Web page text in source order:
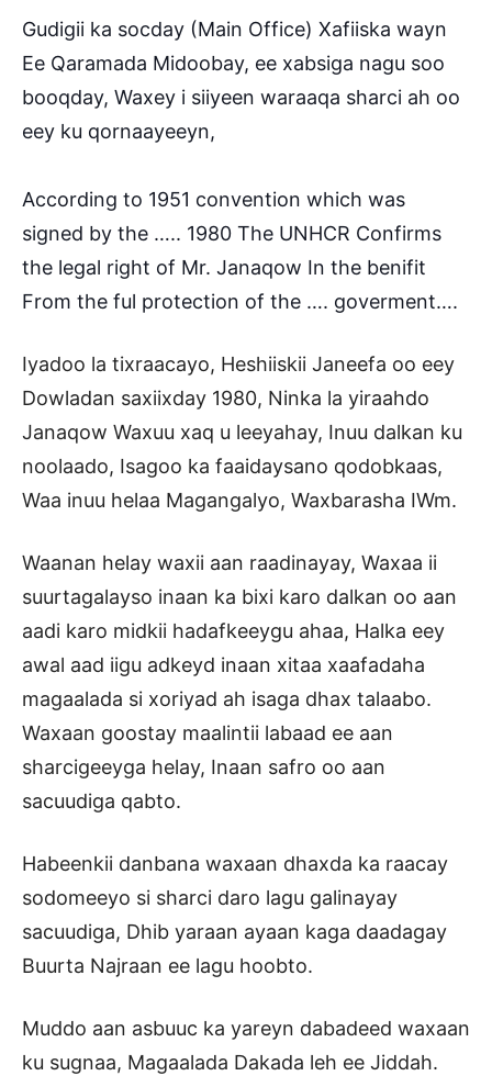
Gudigii ka socday (Main Office) Xafiiska wayn
Ee Qaramada Midoobay, ee xabsiga nagu soo
booqday, Waxey i siiyeen waraaqa sharci ah oo
eey ku qornaayeeyn,
According to 1951 convention which was
signed by the ….. 1980 The UNHCR Confirms
the legal right of Mr. Janaqow In the benifit
From the ful protection of the …. goverment….
Iyadoo la tixraacayo, Heshiiskii Janeefa oo eey
Dowladan saxiixday 1980, Ninka la yiraahdo
Janaqow Waxuu xaq u leeyahay, Inuu dalkan ku
noolaado, Isagoo ka faaidaysano qodobkaas,
Waa inuu helaa Magangalyo, Waxbarasha IWm.
Waanan helay waxii aan raadinayay, Waxaa ii
suurtagalayso inaan ka bixi karo dalkan oo aan
aadi karo midkii hadafkeeygu ahaa, Halka eey
awal aad iigu adkeyd inaan xitaa xaafadaha
magaalada si xoriyad ah isaga dhax talaabo.
Waxaan goostay maalintii labaad ee aan
sharcigeeyga helay, Inaan safro oo aan
sacuudiga qabto.
Habeenkii danbana waxaan dhaxda ka raacay
sodomeeyo si sharci daro lagu galinayay
sacuudiga, Dhib yaraan ayaan kaga daadagay
Buurta Najraan ee lagu hoobto.
Muddo aan asbuuc ka yareyn dabadeed waxaan
ku sugnaa, Magaalada Dakada leh ee Jiddah.